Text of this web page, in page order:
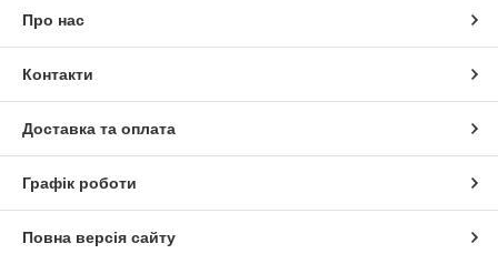
Про нас
Контакти
Доставка та оплата
Графік роботи
Повна версія сайту